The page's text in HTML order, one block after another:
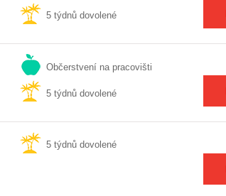
5 týdnů dovolené
Občerstvení na pracovišti
5 týdnů dovolené
5 týdnů dovolené